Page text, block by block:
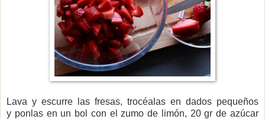
Lava y escurre las fresas, trocéalas en dados pequeños
y ponlas en un bol con el zumo de limón, 20 gr de azúcar